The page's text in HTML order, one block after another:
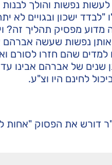
נפשות והולך לבנות
"לבדד ישכון ובגויים לא
מפסיק תהליך זה?
נפשות שעשה אברהם
למדים שהם חזרו לסורם
שנים של אברהם אבינו עד
לחינם היו וצ"ע.
דורש את הפסוק "אחות